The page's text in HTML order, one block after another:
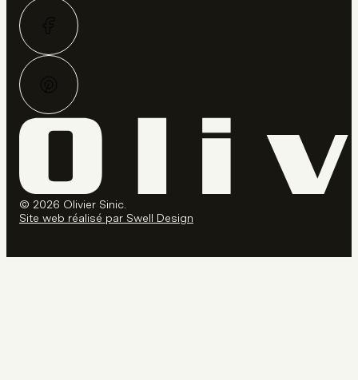
© 2026 Olivier Sinic.
Site web réalisé par Swell Design